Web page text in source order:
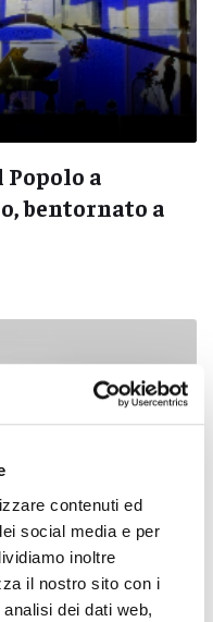
contenuti ed
social media e per
inoltre
il nostro sito con i
dei dati web,
Popolo a
bentornato a